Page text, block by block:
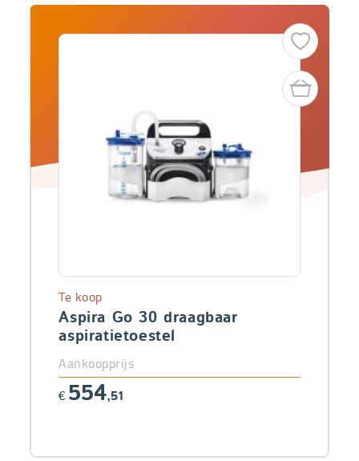
Aspira Go 30 draagbaar
aspiratietoestel
Te koop
Aankoopprijs
€ 554,51